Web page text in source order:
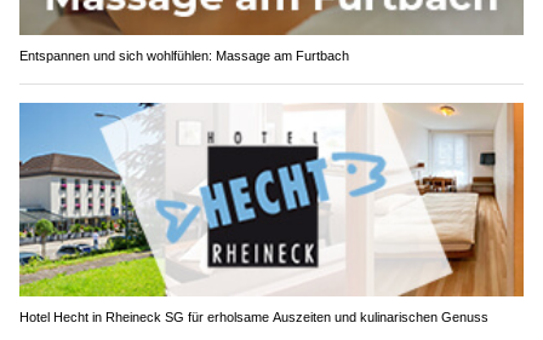
Entspannen und sich wohlfühlen: Massage am Furtbach
Hotel Hecht in Rheineck SG für erholsame Auszeiten und kulinarischen Genuss